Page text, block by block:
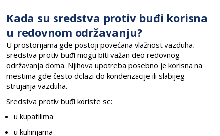
Kada su sredstva protiv buđi korisna
u redovnom održavanju?
U prostorijama gde postoji povećana vlažnost vazduha,
sredstva protiv buđi mogu biti važan deo redovnog
održavanja doma. Njihova upotreba posebno je korisna na
mestima gde često dolazi do kondenzacije ili slabijeg
strujanja vazduha.
Sredstva protiv buđi koriste se:
u kupatilima
u kuhinjama